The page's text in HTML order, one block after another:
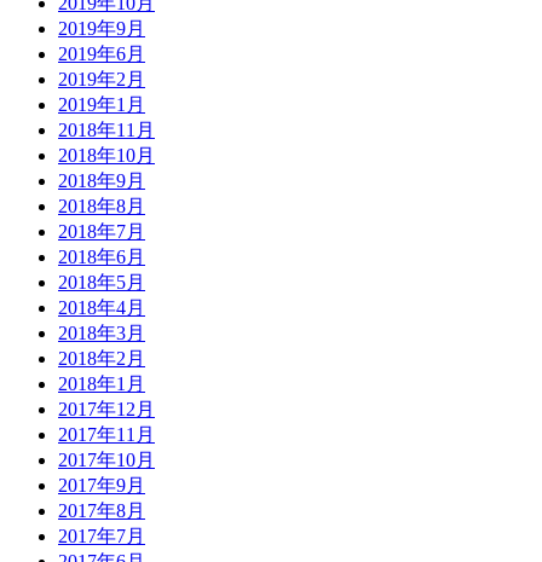
2019年9月
2019年6月
2019年2月
2019年1月
2018年11月
2018年10月
2018年9月
2018年8月
2018年7月
2018年6月
2018年5月
2018年4月
2018年3月
2018年2月
2018年1月
2017年12月
2017年11月
2017年10月
2017年9月
2017年8月
2017年7月